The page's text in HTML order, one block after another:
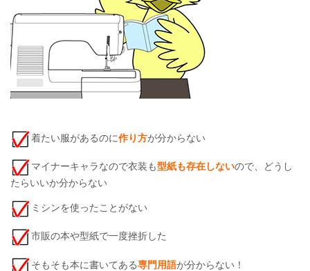
着たい服があるのに作り方が分からない
マイナーキャラなので衣装も型紙も存在しないので、どうし
たらいいか分からない
ミシンを使ったことがない
市販の本や型紙で一度挫折した
そもそも本に書いてある専門用語が分からない！